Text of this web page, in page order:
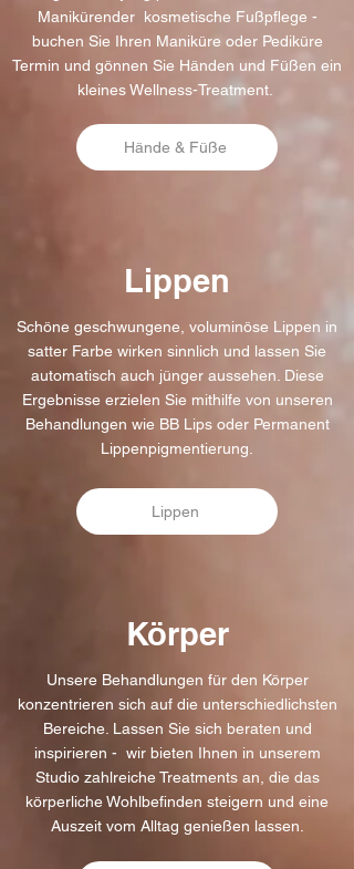
Manikürender kosmetische Fußpflege -
buchen Sie Ihren Maniküre oder Pediküre
Termin und gönnen Sie Händen und Füßen ein
kleines Wellness-Treatment.
Hände & Füße
Lippen
Schöne geschwungene, voluminöse Lippen in
satter Farbe wirken sinnlich und lassen Sie
automatisch auch jünger aussehen. Diese
Ergebnisse erzielen Sie mithilfe von unseren
Behandlungen wie BB Lips oderPermanent
Lippenpigmentierung.
Lippen
Körper
Unsere Behandlungen für den Körper
konzentrieren sich auf die unterschiedlichsten
Bereiche. Lassen Sie sich beraten und
inspirieren - wir bieten Ihnen in unserem
Studio zahlreiche Treatments an, die das
körperliche Wohlbefinden steigern und eine
Auszeit vom Alltag genießen lassen.